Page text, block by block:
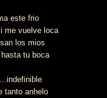
este frio
me vuelve loca
los mios
tu boca
tanto anhelo